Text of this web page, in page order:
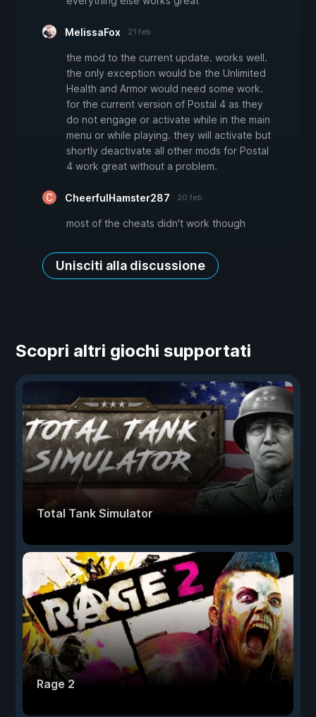
MelissaFox 21 feb
the mod to the current update. works well.
the only exception would be the Unlimited
Health and Armor would need some work.
for the current version of Postal 4 as they
do not engage or activate while in the main
menu or while playing. they will activate but
shortly deactivate all other mods for Postal
4 work great without a problem.
CheerfulHamster287 20 feb
most of the cheats didn't work though
Unisciti alla discussione
Scopri altri giochi supportati
Total Tank Simulator
Rage 2